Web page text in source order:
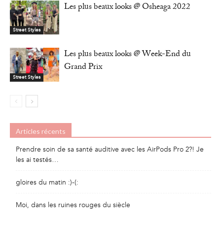
Street Styles
Les plus beaux looks @ Osheaga 2022
Street Styles
Les plus beaux looks @ Week-End du
Grand Prix
Articles récents
Prendre soin de sa santé auditive avec les AirPods Pro 2?! Je
les ai testés…
gloires du matin :)-(:
Moi, dans les ruines rouges du siècle